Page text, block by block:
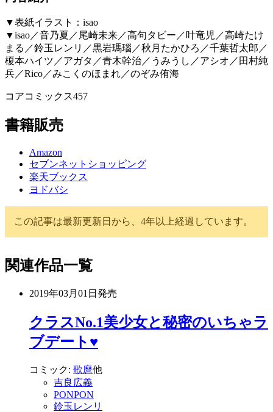
▼表紙イラスト：isao
▼isao／音乃夏／尾崎未来／高句タビー／叶竜児／高崎たけ
まる／鈴玉レンリ／黒岩瑪瑙／秋月たかひろ／千葉哲太郎／
榎本ハイツ／アガタ／青木幹治／うみうし／アシオ／田村純
兵／Rico／みこくのほまれ／のぞみ侑海
コアコミックス457
書籍販売
Amazon
セブンネットショッピング
楽天ブックス
ヨドバシ
この記事は最新更新日から、4年以上経過しています。
関連作品一覧
2019年03月01日 発売
クラスNo.1美少女と秘密のいちゃラ
ブデート♥
コミック: 歌麿他
吉良広義
PONPON
鈴玉レンリ